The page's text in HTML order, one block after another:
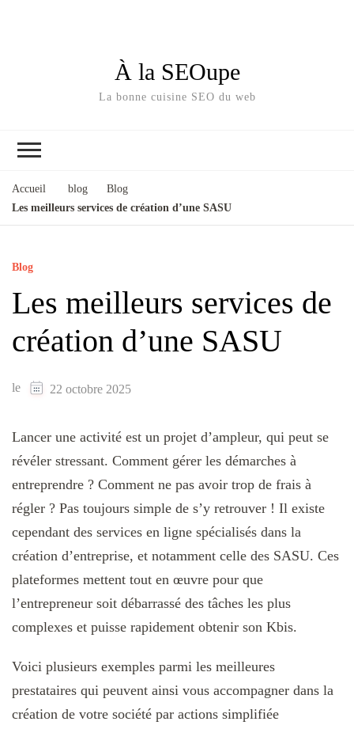
À la SEOupe
La bonne cuisine SEO du web
Accueil blog
Blog
Les meilleurs services de création d’une SASU
Blog
Les meilleurs services de
création d’une SASU
le 22 octobre 2025
Lancer une activité est un projet d’ampleur, qui peut se
révéler stressant. Comment gérer les démarches à
entreprendre ? Comment ne pas avoir trop de frais à
régler ? Pas toujours simple de s’y retrouver ! Il existe
cependant des services en ligne spécialisés dans la
création d’entreprise, et notamment celle des SASU. Ces
plateformes mettent tout en œuvre pour que
l’entrepreneur soit débarrassé des tâches les plus
complexes et puisse rapidement obtenir son Kbis.
Voici plusieurs exemples parmi les meilleures
prestataires qui peuvent ainsi vous accompagner dans la
création de votre société par actions simplifiée